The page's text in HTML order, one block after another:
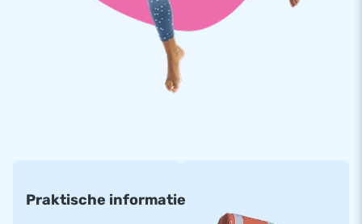
Praktische informatie